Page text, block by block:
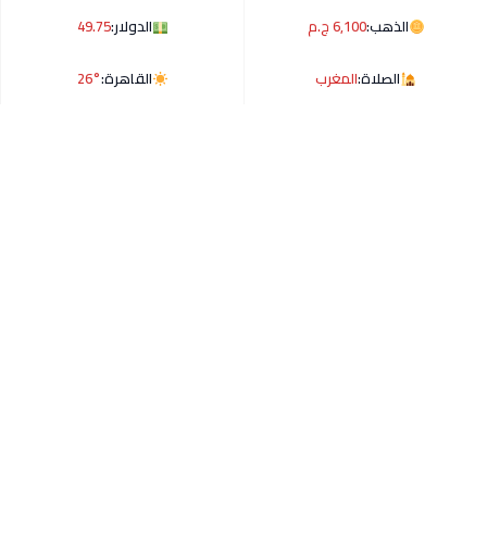
الذهب:6,100 ج.م الدولار:49.75
الصلاة:المغرب القاهرة:26°